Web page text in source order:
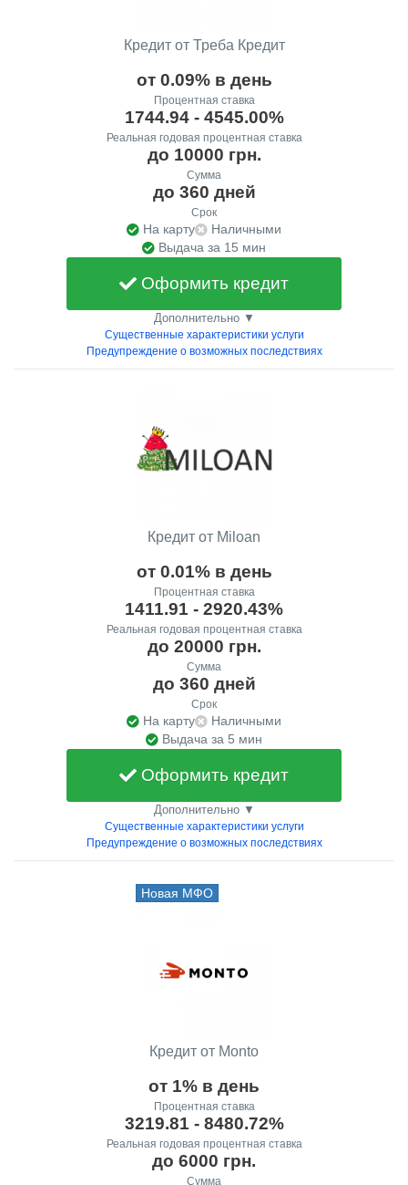
Кредит от Треба Кредит
от 0.09% в день
Процентная ставка
1744.94 - 4545.00%
Реальная годовая процентная ставка
до 10000 грн.
Сумма
до 360 дней
Срок
На карту
Наличными
Выдача за 15 мин
Оформить кредит
Дополнительно ▼
Существенные характеристики услуги
Предупреждение о возможных последствиях
Кредит от Miloan
от 0.01% в день
Процентная ставка
1411.91 - 2920.43%
Реальная годовая процентная ставка
до 20000 грн.
Сумма
до 360 дней
Срок
На карту
Наличными
Выдача за 5 мин
Оформить кредит
Дополнительно ▼
Существенные характеристики услуги
Предупреждение о возможных последствиях
Новая МФО
Кредит от Monto
от 1% в день
Процентная ставка
3219.81 - 8480.72%
Реальная годовая процентная ставка
до 6000 грн.
Сумма